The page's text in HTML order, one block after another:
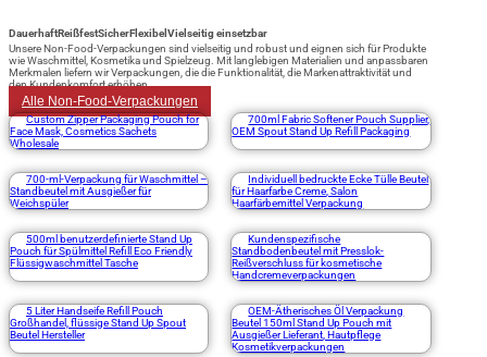
DauerhaftReißfestSicherFlexibel Vielseitig einsetzbar
Unsere Non-Food-Verpackungen sind vielseitig und robust und eignen sich für Produkte
wie Waschmittel, Kosmetika und Spielzeug. Mit langlebigen Materialien und anpassbaren
Merkmalen liefern wir Verpackungen, die die Funktionalität, die Markenattraktivität und
den Kundenkomfort erhöhen.
Alle Non-Food-Verpackungen
Custom Zipper Packaging Pouch for
Face Mask, Cosmetics Sachets
Wholesale
700ml Fabric Softener Pouch Supplier,
OEM Spout Stand Up Refill Packaging
700-ml-Verpackung für Waschmittel –
Standbeutel mit Ausgießer für
Weichspüler
Individuell bedruckte Ecke Tülle Beutel
für Haarfarbe Creme, Salon
Haarfärbemittel Verpackung
500ml benutzerdefinierte Stand Up
Pouch für Spülmittel Refill Eco Friendly
Flüssigwaschmittel Tasche
Kundenspezifische
Standbodenbeutel mit Presslok-
Reißverschluss für kosmetische
Handcremeverpackungen
5 Liter Handseife Refill Pouch
Großhandel, flüssige Stand Up Spout
Beutel Hersteller
OEM-Ätherisches Öl Verpackung
Beutel 150ml Stand Up Pouch mit
Ausgießer Lieferant, Hautpflege
Kosmetikverpackungen